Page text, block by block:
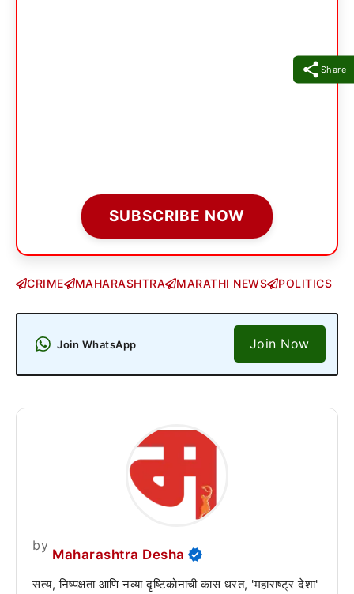
Share
SUBSCRIBE NOW
CRIME MAHARASHTRA MARATHI NEWS POLITICS
Join WhatsApp Join Now
by
Maharashtra Desha
सत्य, निष्पक्षता आणि नव्या दृष्टिकोनाची कास धरत, 'महाराष्ट्र देशा'